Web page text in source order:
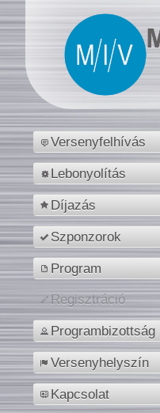
Versenyfelhívás
Lebonyolítás
Díjazás
Szponzorok
Program
Regisztráció
Programbizottság
Versenyhelyszín
Kapcsolat